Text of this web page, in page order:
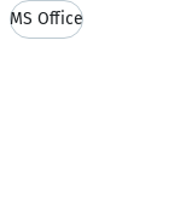
MS Office